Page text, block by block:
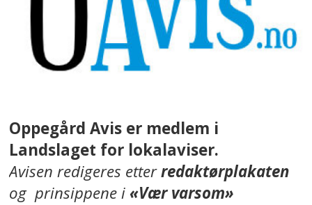
Oppegård Avis er medlem i
Landslaget for lokalaviser.
Avisen redigeres etterredaktørplakaten
og prinsippene i«Vær varsom»